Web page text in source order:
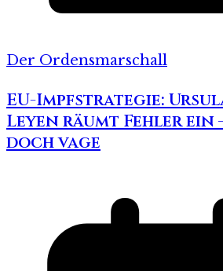
Der Ordensmarschall
EU-Impfstrategie:
Leyen räumt Fehler ein
doch vage